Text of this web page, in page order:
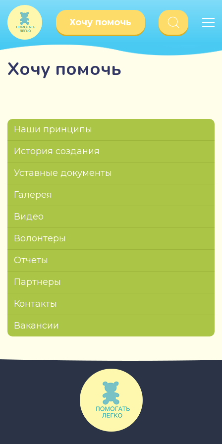
Хочу помочь
Хочу помочь
Наши принципы
История создания
Уставные документы
Галерея
Видео
Волонтеры
Отчеты
Партнеры
Контакты
Вакансии